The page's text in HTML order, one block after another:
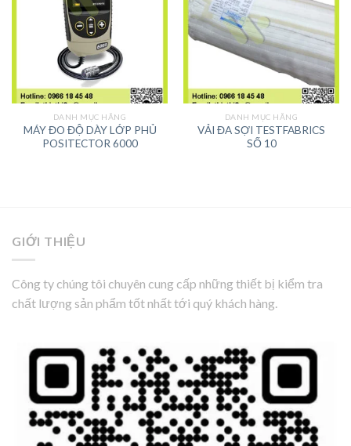
DANH MỤC HÃNG
MÁY ĐO ĐỘ DÀY LỚP PHỦ
POSITECTOR 6000
DANH MỤC HÃNG
VẢI ĐA SỢI TESTFABRICS
SỐ 10
GIỚI THIỆU
Công ty chúng tôi chuyên cung cấp những thiết bị kiểm tra
chất lượng sản phẩm tốt nhất tới quý khách hàng.